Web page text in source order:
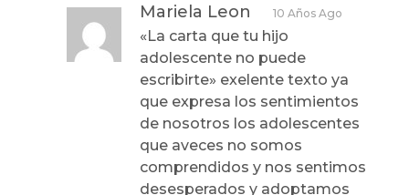
Mariela Leon 10 Años Ago
«La carta que tu hijo
adolescente no puede
escribirte» exelente texto ya
que expresa los sentimientos
de nosotros los adolescentes
que aveces no somos
comprendidos y nos sentimos
desesperados y adoptamos